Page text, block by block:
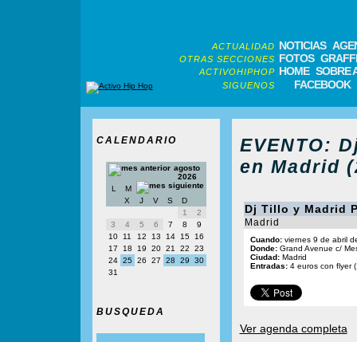
ACTUALIDAD NOTICIAS
OTRAS SECCIONES FOTOS
ACTIVOHIPHOP HOME SOBRE
SIGUENOS FACEBOOK
CALENDARIO
agosto
2026
L
M
X
J V S
D
1
2
3
4 5 6 7 8
9
10
11 12 13 14 15
16
17
18 19 20 21 22
23
24 25 26 27 28 29
30
31
BUSQUEDA
EVENTO:
en Madrid
Dj Tillo y Madrid
Madrid
Cuando:viernes 9 de abril
Donde:Grand Avenue c/
Ciudad:Madrid
Entradas: 4 euros con flyer
Ver agenda completa